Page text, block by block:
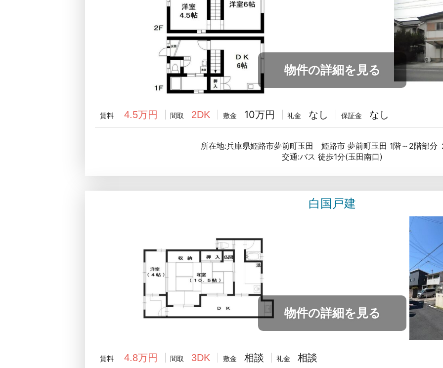
物件の詳細を見る
賃料 4.5万円 間取 2DK 敷金 10万円 礼金 なし 保証金 なし
所在地:兵庫県姫路市夢前町玉田 姫路市 夢前町玉田 1階～2階部分
交通:バス 徒歩1分(玉田南口)
白国戸建
物件の詳細を見る
賃料 4.8万円 間取 3DK 敷金 相談 礼金 相談